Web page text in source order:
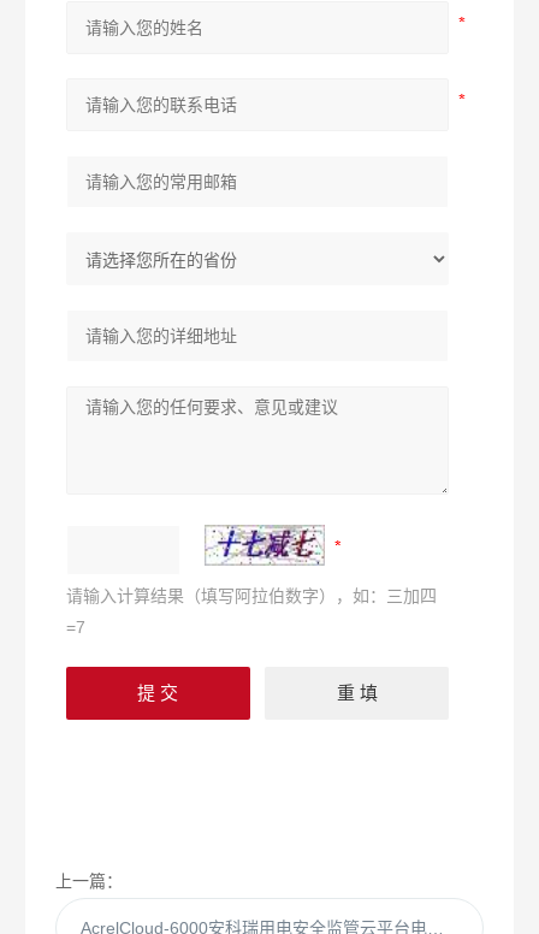
请输入计算结果（填写阿拉伯数字），如：三加四
=7
上一篇：